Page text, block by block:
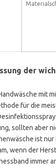
der
mit
für die
sollten aber
ist nur
wenn der
immer